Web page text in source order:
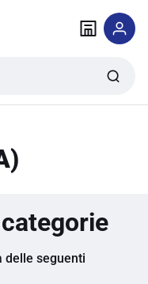
delle seguenti